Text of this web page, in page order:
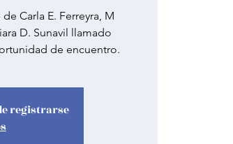
Carla E. Ferreyra, M
D. Sunavil llamado
de encuentro.
registrarse